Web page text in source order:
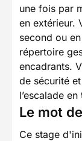
une fois par
en extérieur.
second ou
répertoire
encadrants.
de sécurité
l’escalade en
Le mot
Ce stage